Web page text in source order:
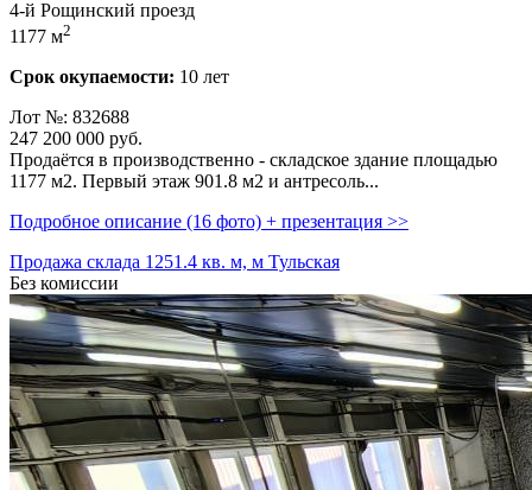
4-й Рощинский проезд
1177 м2
Срок окупаемости: 10 лет
Лот №: 832688
247 200 000 руб.
Продаётся в производственно - складское здание площадью
1177 м2. Первый этаж 901.8 м2 и антресоль...
Подробное описание (16 фото) + презентация >>
Продажа склада 1251.4 кв. м, м Тульская
Без комиссии